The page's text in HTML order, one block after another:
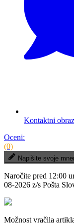
Kontaktni
Oceni:
(0)
Napišite svoje
Naročite pred 12:00
08-2026 z/s Pošta
Možnost vračila